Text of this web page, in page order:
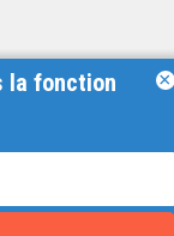
la fonction
×